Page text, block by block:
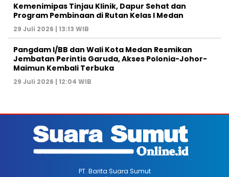
Kemenimipas Tinjau Klinik, Dapur Sehat dan
Program Pembinaan di Rutan Kelas I Medan
29 Juli 2026 | 13:13 WIB
Pangdam I/BB dan Wali Kota Medan Resmikan
Jembatan Perintis Garuda, Akses Polonia-Johor-
Maimun Kembali Terbuka
29 Juli 2026 | 12:04 WIB
PT. Barita Suara Sumut